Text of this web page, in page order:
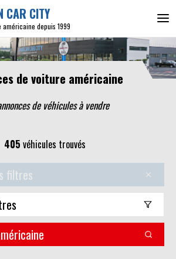
CAR CITY
américaine depuis 1999
de voiture américaine
de véhiculesà vendre
405 véhicules trouvés
filtres